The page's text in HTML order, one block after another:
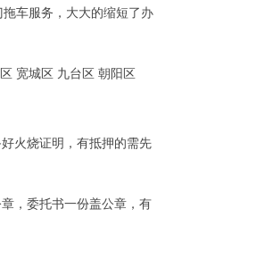
车服务，大大的缩短了办
宽城区 九台区 朝阳区
火烧证明，有抵押的需先
，委托书一份盖公章，有